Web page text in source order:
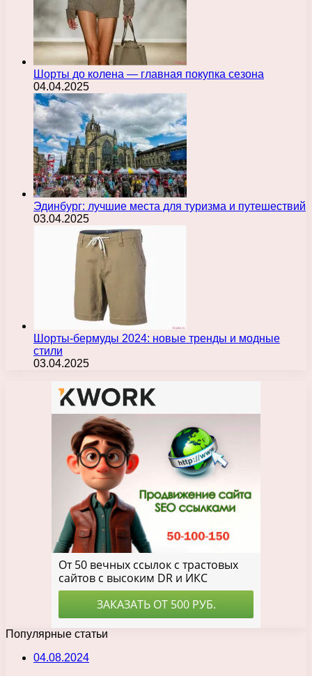
Шорты до колена — главная покупка сезона
04.04.2025
Эдинбург: лучшие места для туризма и путешествий
03.04.2025
Шорты-бермуды 2024: новые тренды и модные
стили
03.04.2025
Популярные статьи
04.08.2024